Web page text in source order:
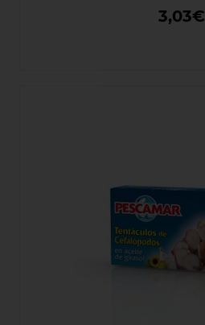
3,03€